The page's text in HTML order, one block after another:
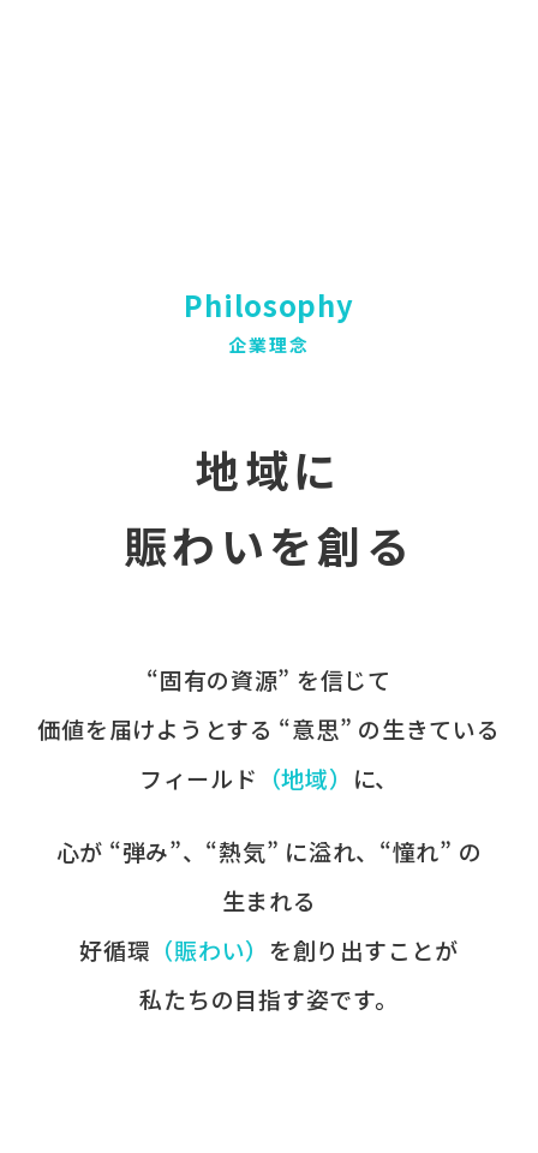
Philosophy
企業理念
地域に
賑わいを創る
“固有の​資源” を​信じて
価値を​届けようとする​ “意思” の​生きている
フィールド ​（地域） に、​
心が​ “弾み”、​“熱気” に​溢れ、​“憧れ” の​
生まれる
好循環 ​（賑わい） を​創り出すことが
​私たちの​目指す姿です。​